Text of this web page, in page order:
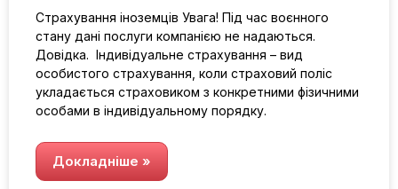
Страхування іноземців Увага! Під час воєнного
стану дані послуги компанією не надаються.
Довідка. Індивідуальне страхування – вид
особистого страхування, коли страховий поліс
укладається страховиком з конкретними фізичними
особами в індивідуальному порядку.
Докладніше »